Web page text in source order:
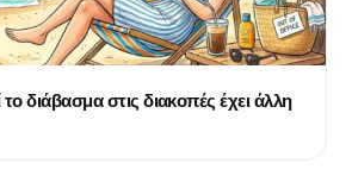
διάβασμα στις διακοπές έχει άλλη